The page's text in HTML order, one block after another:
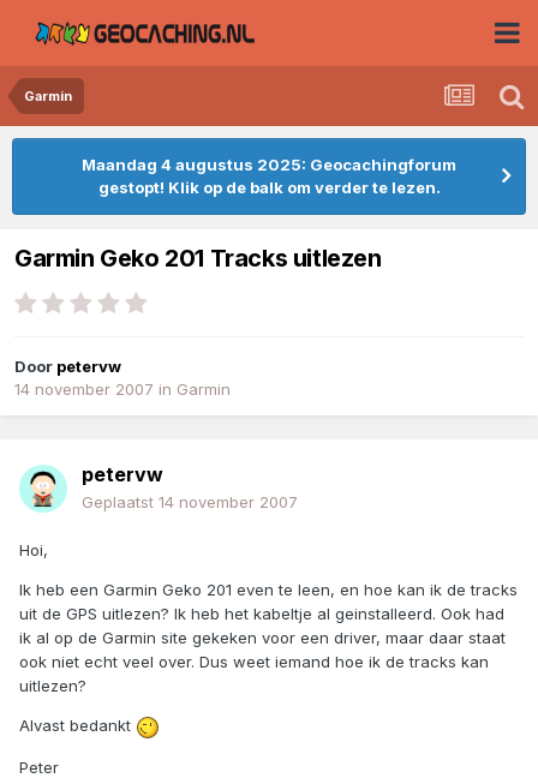
Garmin
Maandag 4 augustus 2025: Geocachingforum
gestopt! Klik op de balk om verder te lezen.
Garmin Geko 201 Tracks uitlezen
Door petervw
14 november 2007 in Garmin
petervw
Geplaatst 14 november 2007
Hoi,
Ik heb een Garmin Geko 201 even te leen, en hoe kan ik de tracks
uit de GPS uitlezen? Ik heb het kabeltje al geinstalleerd. Ook had
ik al op de Garmin site gekeken voor een driver, maar daar staat
ook niet echt veel over. Dus weet iemand hoe ik de tracks kan
uitlezen?
Alvast bedankt
Peter